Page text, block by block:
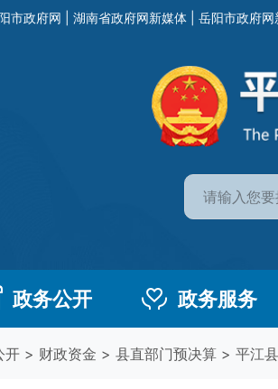
市政府网 湖南省政府网新媒体 岳阳市政府网
政务公开 政务服务
开 > 财政资金 > 县直部门预决算 > 平江